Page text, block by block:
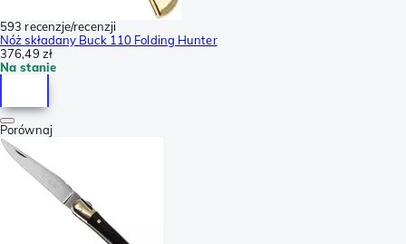
593 recenzje/recenzji
Nóż składany Buck 110 Folding Hunter
376,49 zł
Na stanie
Porównaj